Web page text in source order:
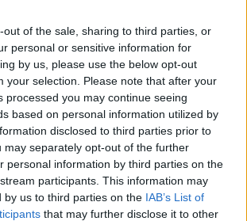
out of the sale, sharing to third parties, or
personal or sensitive information for
by us, please use the below opt-out
your selection. Please note that after your
processed you may continue seeing
based on personal information utilized by
disclosed to third parties prior to
may separately opt-out of the further
personal information by third parties on the
participants. This information may
by us to third parties on the IAB’s List of
that may further disclose it to other
menned a reggel 8-as egyetemi